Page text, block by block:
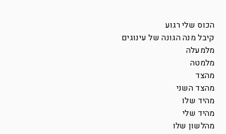
הכוס שלי רגוע
קיבל מנה הגונה של עינוגים
מלמעלה
מלמטה
מהצד
מהצד השני
מהיד שלו
מהיד שלי
מהלשון שלו